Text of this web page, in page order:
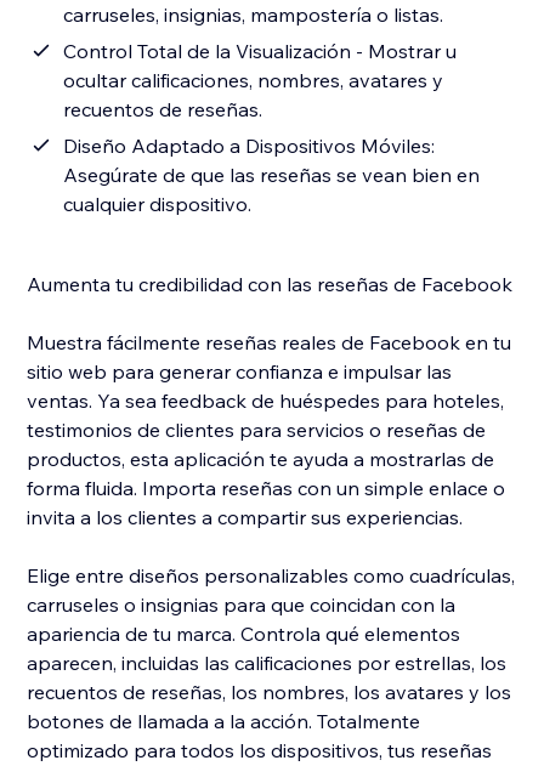
carruseles, insignias, mampostería o listas.
Control Total de la Visualización - Mostrar u
ocultar calificaciones, nombres, avatares y
recuentos de reseñas.
Diseño Adaptado a Dispositivos Móviles:
Asegúrate de que las reseñas se vean bien en
cualquier dispositivo.
Aumenta tu credibilidad con las reseñas de Facebook
Muestra fácilmente reseñas reales de Facebook en tu
sitio web para generar confianza e impulsar las
ventas. Ya sea feedback de huéspedes para hoteles,
testimonios de clientes para servicios o reseñas de
productos, esta aplicación te ayuda a mostrarlas de
forma fluida. Importa reseñas con un simple enlace o
invita a los clientes a compartir sus experiencias.
Elige entre diseños personalizables como cuadrículas,
carruseles o insignias para que coincidan con la
apariencia de tu marca. Controla qué elementos
aparecen, incluidas las calificaciones por estrellas, los
recuentos de reseñas, los nombres, los avatares y los
botones de llamada a la acción. Totalmente
optimizado para todos los dispositivos, tus reseñas